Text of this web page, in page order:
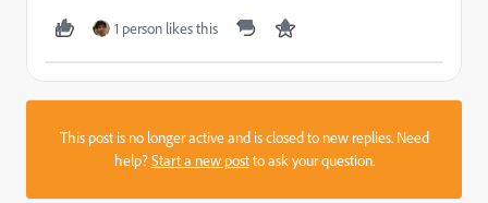
1 person likes this
This post is no longer active and is closed to new replies. Need
help?Start a new postto ask your question.